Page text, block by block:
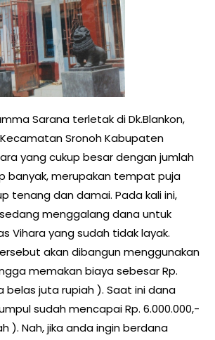
Sarana terletak di Dk.Blankon,
Sronoh Kabupaten
yang cukup besar dengan jumlah
banyak, merupakan tempat puja
tenang dan damai. Pada kali ini,
menggalang dana untuk
Vihara yang sudah tidak layak.
akan dibangun menggunakan
memakan biaya sebesar Rp.
belas juta rupiah ). Saat ini dana
sudah mencapai Rp. 6.000.000,-
). Nah, jika anda ingin berdana